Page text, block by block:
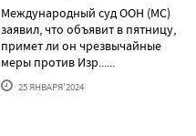
Международный суд ООН (МС)
заявил, что объявит в пятницу,
примет ли он чрезвычайные
меры против Изр......
25 ЯНВАРЯ'2024